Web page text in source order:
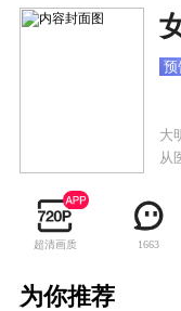
预
大
从
留
耳
济
超清画质 1663
为你推荐